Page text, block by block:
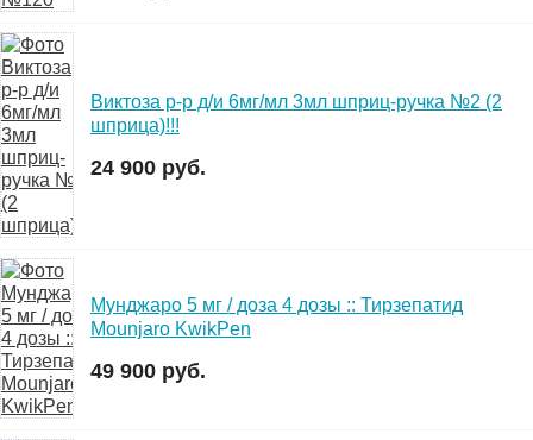
Виктоза р-р д/и 6мг/мл 3мл шприц-ручка №2 (2
шприца)!!!
24 900 руб.
Мунджаро 5 мг / доза 4 дозы :: Тирзепатид
Mounjaro KwikPen
49 900 руб.